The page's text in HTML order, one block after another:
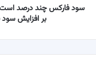
افزایشسود فارکس چند درصد
بر افزایش